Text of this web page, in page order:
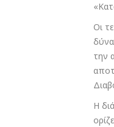
Οι
την
Η